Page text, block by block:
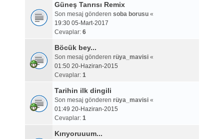
Güneş Tanrısı Remix
Son mesaj gönderen soba borusu«
19:30 05-Mart-2017
Cevaplar: 6
Böcük bey...
Son mesaj gönderen rüya_mavisi«
01:50 20-Haziran-2015
Cevaplar: 1
Tarihin ilk dingili
Son mesaj gönderen rüya_mavisi«
01:49 20-Haziran-2015
Cevaplar: 1
Kırıyoruuum...